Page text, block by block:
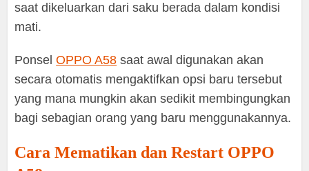
saat dikeluarkan dari saku berada dalam kondisi
mati.
PonselOPPO A58 saat awal digunakan akan
secara otomatis mengaktifkan opsi baru tersebut
yang mana mungkin akan sedikit membingungkan
bagi sebagian orang yang baru menggunakannya.
Cara Mematikan dan Restart OPPO